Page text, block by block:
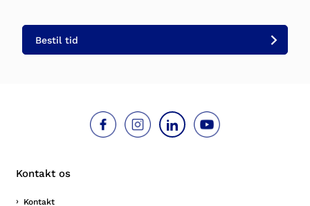
Bestil tid
Kontakt os
Kontakt